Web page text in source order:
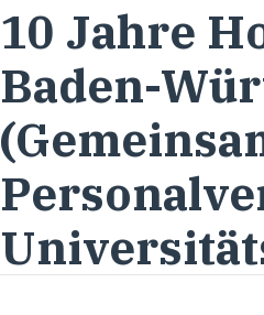
10 Jahre
Baden-